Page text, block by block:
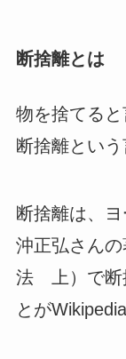
断捨離とは
物を捨てる
断捨離という
断捨離は、
沖正弘さん
法 上）で断
とが